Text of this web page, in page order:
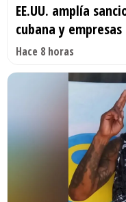
EE.UU. amplía
cubana y empresas
Hace 8 horas